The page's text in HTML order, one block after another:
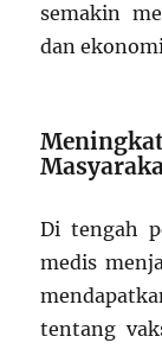
semakin
dan
Di tengah
medis
tentang